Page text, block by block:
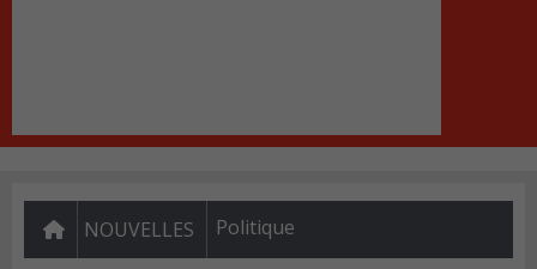
NOUVELLES Politique